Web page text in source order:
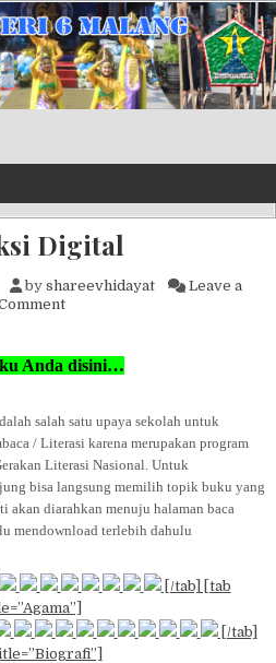
Digital
by shareevhidayat
Leave a
on Koleksi Digital
Anda disini…
salah satu upaya sekolah untuk
/ Literasi karena merupakan program
Literasi Nasional. Untuk
bisa langsung memilih topik buku yang
akan diarahkan menuju halaman baca
mendownload terlebih dahulu
[/tab] [tab
[/tab]